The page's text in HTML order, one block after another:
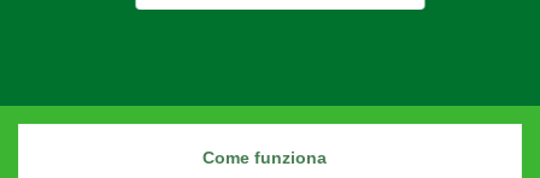
Come funziona